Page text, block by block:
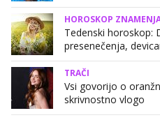
HOROSKOP
Tedenski horoskop:
presenečenja,
TRAČI
Vsi govorijo o
skrivnostno vlogo